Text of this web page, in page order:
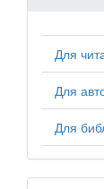
Для
Для
Для